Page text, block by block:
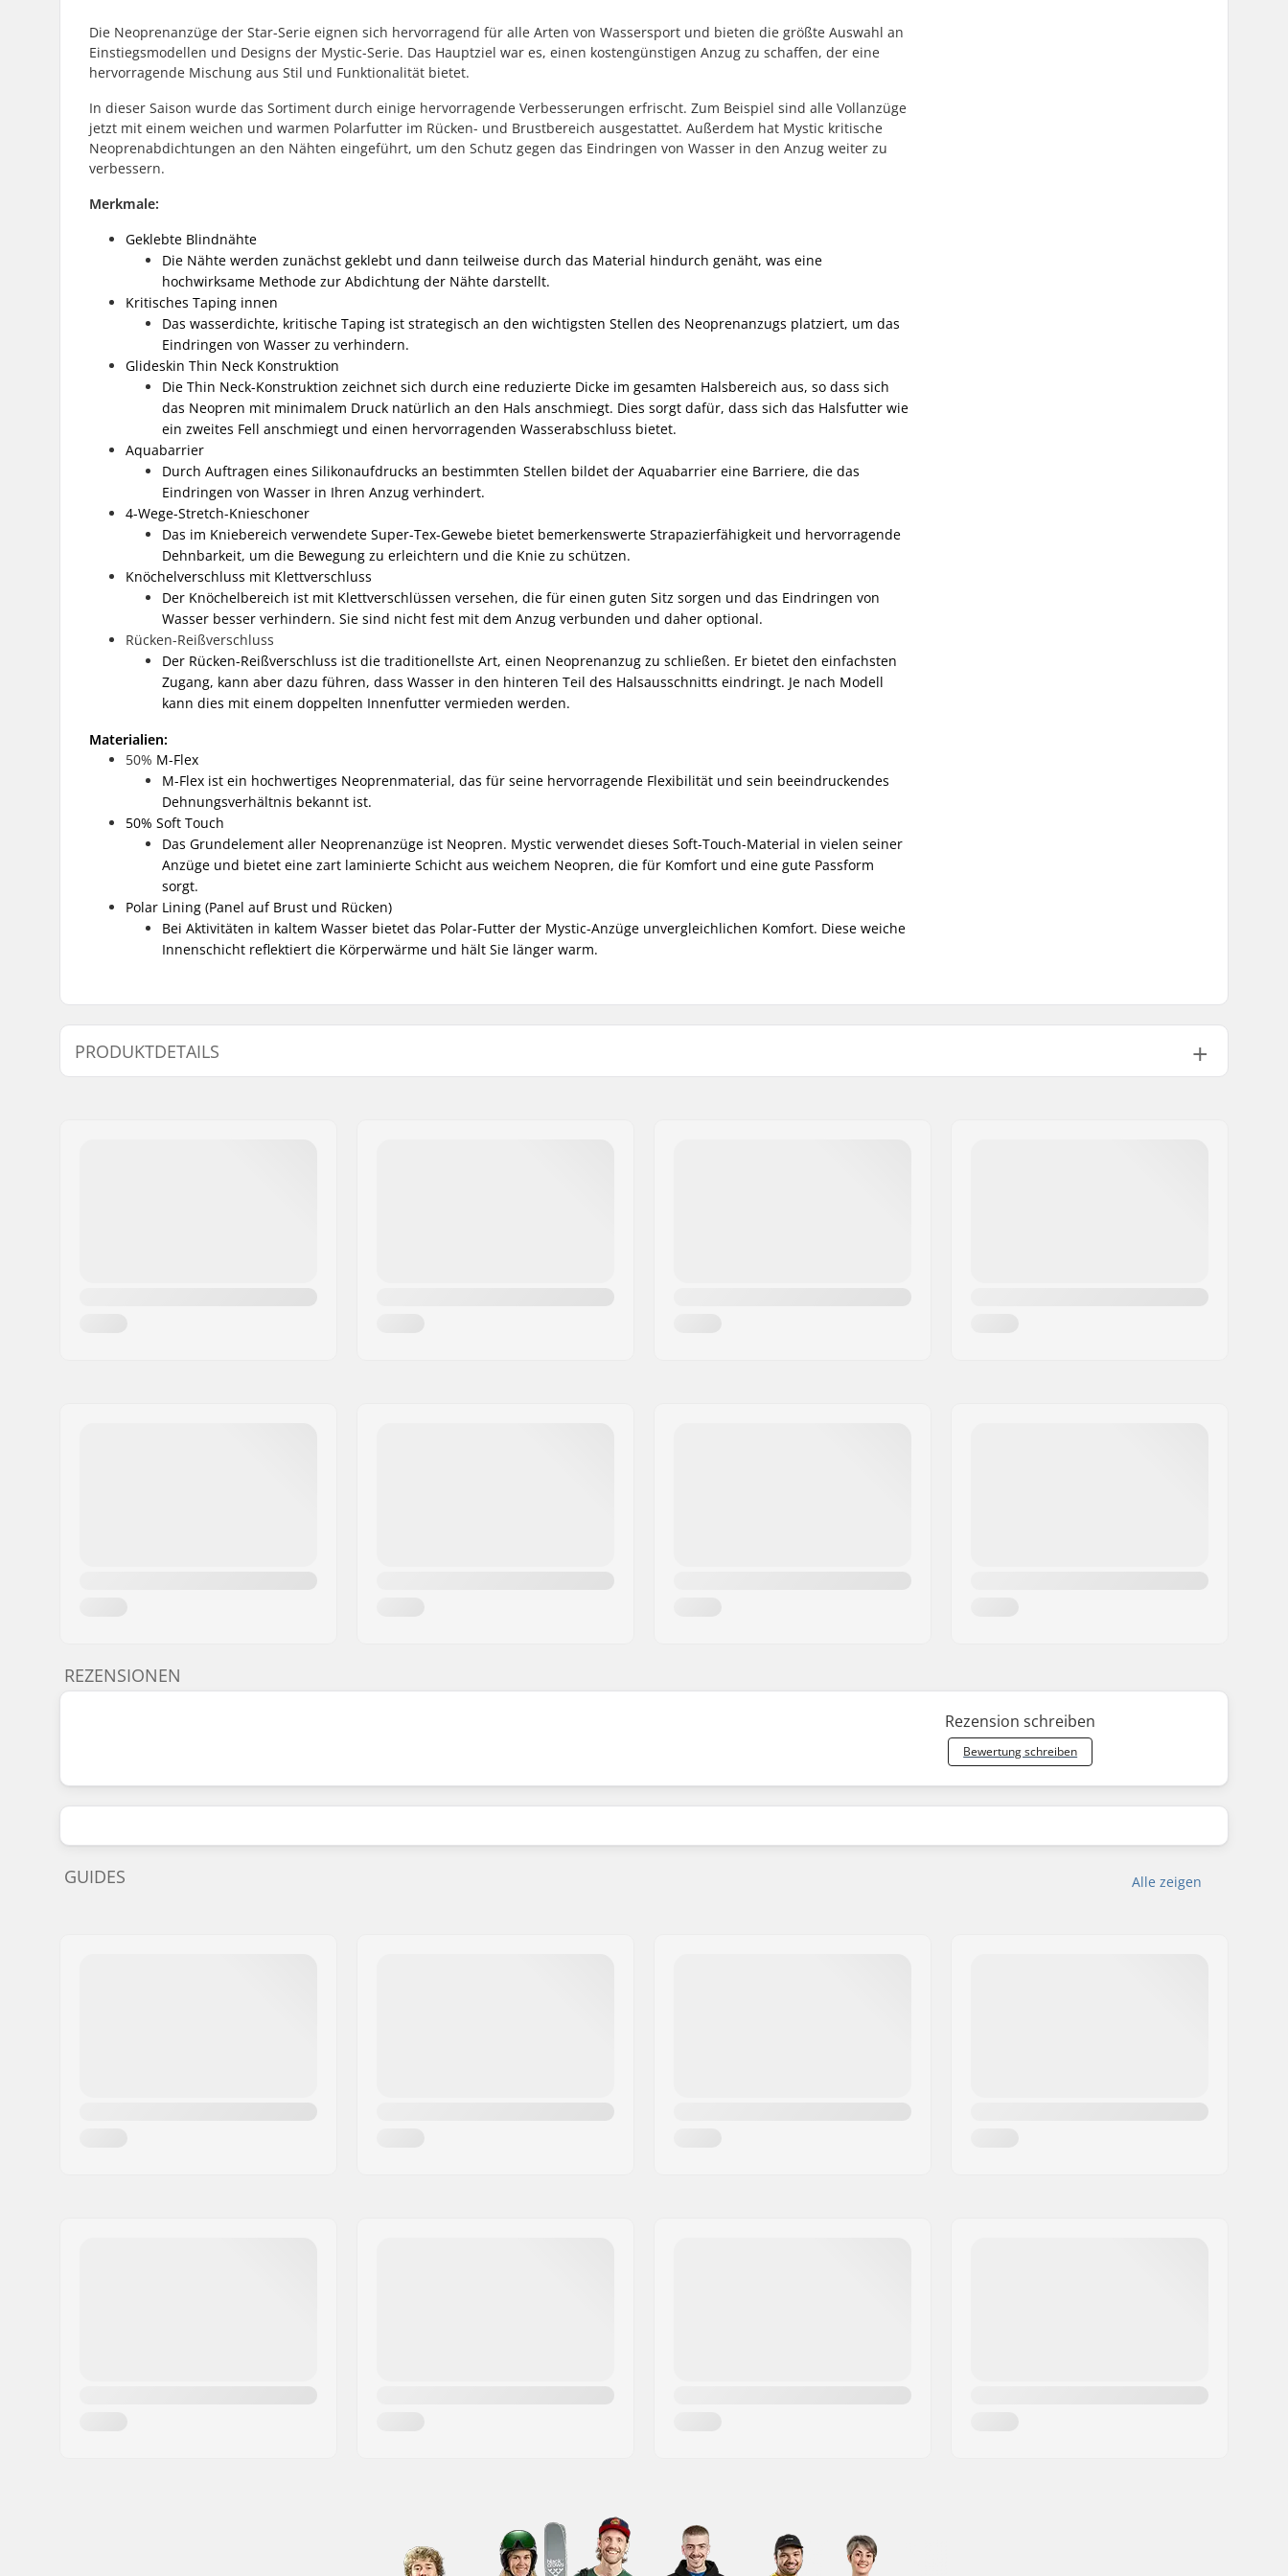
Die Neoprenanzüge der Star-Serie eignen sich hervorragend für alle Arten von Wassersport und bieten die größte Auswahl an
Einstiegsmodellen und Designs der Mystic-Serie. Das Hauptziel war es, einen kostengünstigen Anzug zu schaffen, der eine
hervorragende Mischung aus Stil und Funktionalität bietet.
In dieser Saison wurde das Sortiment durch einige hervorragende Verbesserungen erfrischt. Zum Beispiel sind alle Vollanzüge
jetzt mit einem weichen und warmen Polarfutter im Rücken- und Brustbereich ausgestattet. Außerdem hat Mystic kritische
Neoprenabdichtungen an den Nähten eingeführt, um den Schutz gegen das Eindringen von Wasser in den Anzug weiter zu
verbessern.
Merkmale:
Geklebte Blindnähte
Die Nähte werden zunächst geklebt und dann teilweise durch das Material hindurch genäht, was eine
hochwirksame Methode zur Abdichtung der Nähte darstellt.
Kritisches Taping innen
Das wasserdichte, kritische Taping ist strategisch an den wichtigsten Stellen des Neoprenanzugs platziert, um das
Eindringen von Wasser zu verhindern.
Glideskin Thin Neck Konstruktion
Die Thin Neck-Konstruktion zeichnet sich durch eine reduzierte Dicke im gesamten Halsbereich aus, so dass sich
das Neopren mit minimalem Druck natürlich an den Hals anschmiegt. Dies sorgt dafür, dass sich das Halsfutter wie
ein zweites Fell anschmiegt und einen hervorragenden Wasserabschluss bietet.
Aquabarrier
Durch Auftragen eines Silikonaufdrucks an bestimmten Stellen bildet der Aquabarrier eine Barriere, die das
Eindringen von Wasser in Ihren Anzug verhindert.
4-Wege-Stretch-Knieschoner
Das im Kniebereich verwendete Super-Tex-Gewebe bietet bemerkenswerte Strapazierfähigkeit und hervorragende
Dehnbarkeit, um die Bewegung zu erleichtern und die Knie zu schützen.
Knöchelverschluss mit Klettverschluss
Der Knöchelbereich ist mit Klettverschlüssen versehen, die für einen guten Sitz sorgen und das Eindringen von
Wasser besser verhindern. Sie sind nicht fest mit dem Anzug verbunden und daher optional.
Rücken-Reißverschluss
Der Rücken-Reißverschluss ist die traditionellste Art, einen Neoprenanzug zu schließen. Er bietet den einfachsten
Zugang, kann aber dazu führen, dass Wasser in den hinteren Teil des Halsausschnitts eindringt. Je nach Modell
kann dies mit einem doppelten Innenfutter vermieden werden.
Materialien:
50% M-Flex
M-Flex ist ein hochwertiges Neoprenmaterial, das für seine hervorragende Flexibilität und sein beeindruckendes
Dehnungsverhältnis bekannt ist.
50% Soft Touch
Das Grundelement aller Neoprenanzüge ist Neopren. Mystic verwendet dieses Soft-Touch-Material in vielen seiner
Anzüge und bietet eine zart laminierte Schicht aus weichem Neopren, die für Komfort und eine gute Passform
sorgt.
Polar Lining (Panel auf Brust und Rücken)
Bei Aktivitäten in kaltem Wasser bietet das Polar-Futter der Mystic-Anzüge unvergleichlichen Komfort. Diese weiche
Innenschicht reflektiert die Körperwärme und hält Sie länger warm.
PRODUKTDETAILS
REZENSIONEN
Rezension schreiben
Bewertung schreiben
Alle zeigen
GUIDES